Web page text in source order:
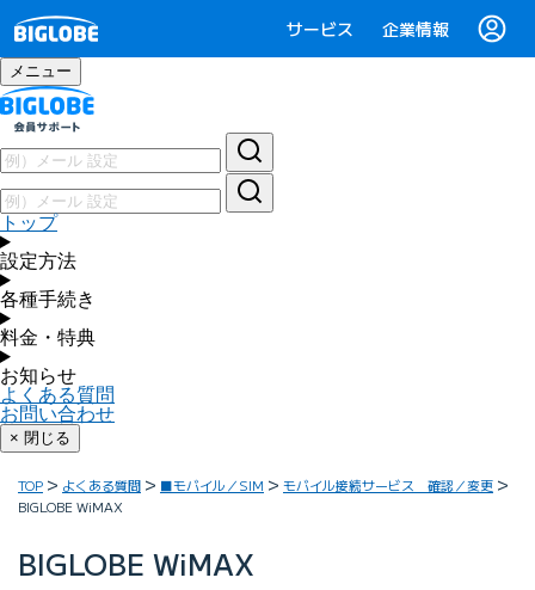
サービス 企業情報
メニュー
トップ
設定方法
各種手続き
料金・特典
お知らせ
よくある質問
お問い合わせ
× 閉じる
TOP よくある質問 ■モバイル／SIM
モバイル接続サービス 確認／変更
BIGLOBE WiMAX
BIGLOBE WiMAX